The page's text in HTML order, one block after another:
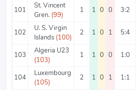
101
St. Vincent
Gren. (99)
1 1 0 0 3:2
102
U. S. Virgin
Islands (100)
2 1 0 1 5:4
103
Algeria U23
(103)
1 1 0 0 1:0
104
Luxembourg
(105)
2 1 0 1 1:1